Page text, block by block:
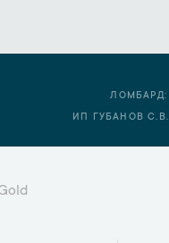
ЛОМБАРД:
ИП ГУБАНОВ